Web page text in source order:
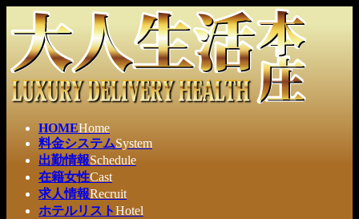
ン
ン
ツ
へ
ビ
ー
シ
ョ
HOMEHome
料金システムSystem
出勤情報Schedule
在籍女性Cast
求人情報Recruit
ホテルリストHotel